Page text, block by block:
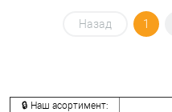
Назад 1
🔒 Наш асортимент: